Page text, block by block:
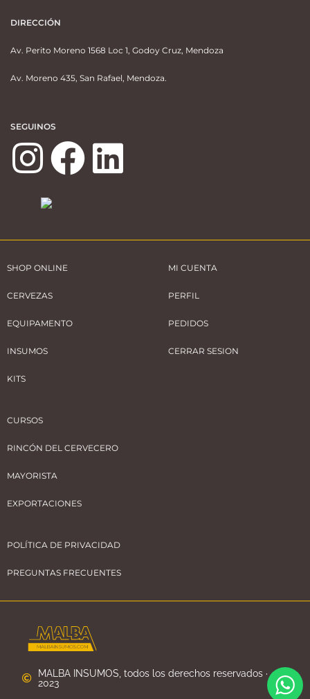
DIRECCIÓN
Av. Perito Moreno 1568 Loc 1, Godoy Cruz, Mendoza
Av. Moreno 435, San Rafael, Mendoza.
SEGUINOS
SHOP ONLINE
CERVEZAS
EQUIPAMENTO
INSUMOS
KITS
MI CUENTA
PERFIL
PEDIDOS
CERRAR SESION
CURSOS
RINCÓN DEL CERVECERO
MAYORISTA
EXPORTACIONES
POLÍTICA DE PRIVACIDAD
PREGUNTAS FRECUENTES
MALBA INSUMOS, todos los derechos reservados ·
2023